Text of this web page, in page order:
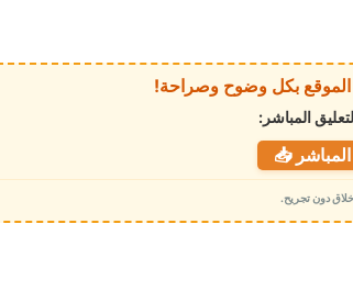
المباشر:
📥
دون تجريح.
صامت في الإعلام.. حاضرٌ في الميدان: د.